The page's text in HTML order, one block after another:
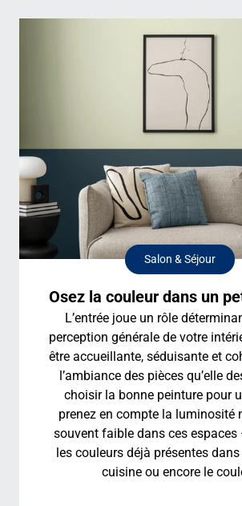
Osez la couleur dans un
Salon & Séjour
L’entrée joue un rôle
perception générale de votre
être accueillante, séduisante et
l’ambiance des pièces qu’elle
choisir la bonne peinture pour
prenez en compte la luminosité
souvent faible dans ces
les couleurs déjà présentes
cuisine ou encore le